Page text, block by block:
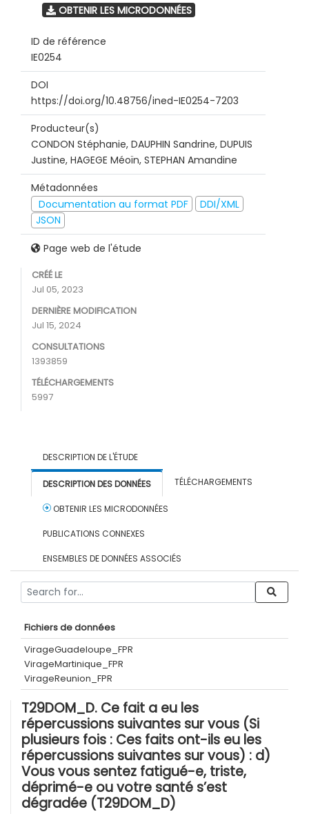
OBTENIR LES MICRODONNÉES
ID de référence
IE0254
DOI
https://doi.org/10.48756/ined-IE0254-7203
Producteur(s)
CONDON Stéphanie, DAUPHIN Sandrine, DUPUIS
Justine, HAGEGE Méoïn, STEPHAN Amandine
Métadonnées
Documentation au format PDF
DDI/XML
JSON
Page web de l'étude
CRÉÉ LE
Jul 05, 2023
DERNIÈRE MODIFICATION
Jul 15, 2024
CONSULTATIONS
1393859
TÉLÉCHARGEMENTS
5997
DESCRIPTION DE L'ÉTUDE
DESCRIPTION DES DONNÉES TÉLÉCHARGEMENTS
OBTENIR LES MICRODONNÉES
PUBLICATIONS CONNEXES
ENSEMBLES DE DONNÉES ASSOCIÉS
Fichiers de données
VirageGuadeloupe_FPR
VirageMartinique_FPR
VirageReunion_FPR
T29DOM_D. Ce fait a eu les
répercussions suivantes sur vous (Si
plusieurs fois : Ces faits ont-ils eu les
répercussions suivantes sur vous) : d)
Vous vous sentez fatigué-e, triste,
déprimé-e ou votre santé s’est
dégradée (T29DOM_D)